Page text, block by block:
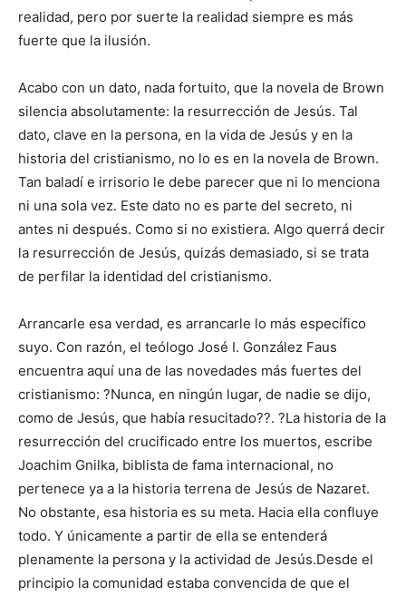
realidad, pero por suerte la realidad siempre es más
fuerte que la ilusión.
Acabo con un dato, nada fortuito, que la novela de Brown
silencia absolutamente: la resurrección de Jesús. Tal
dato, clave en la persona, en la vida de Jesús y en la
historia del cristianismo, no lo es en la novela de Brown.
Tan baladí e irrisorio le debe parecer que ni lo menciona
ni una sola vez. Este dato no es parte del secreto, ni
antes ni después. Como si no existiera. Algo querrá decir
la resurrección de Jesús, quizás demasiado, si se trata
de perfilar la identidad del cristianismo.
Arrancarle esa verdad, es arrancarle lo más específico
suyo. Con razón, el teólogo José I. González Faus
encuentra aquí una de las novedades más fuertes del
cristianismo: ?Nunca, en ningún lugar, de nadie se dijo,
como de Jesús, que había resucitado??. ?La historia de la
resurrección del crucificado entre los muertos, escribe
Joachim Gnilka, biblista de fama internacional, no
pertenece ya a la historia terrena de Jesús de Nazaret.
No obstante, esa historia es su meta. Hacia ella confluye
todo. Y únicamente a partir de ella se entenderá
plenamente la persona y la actividad de Jesús.Desde el
principio la comunidad estaba convencida de que el